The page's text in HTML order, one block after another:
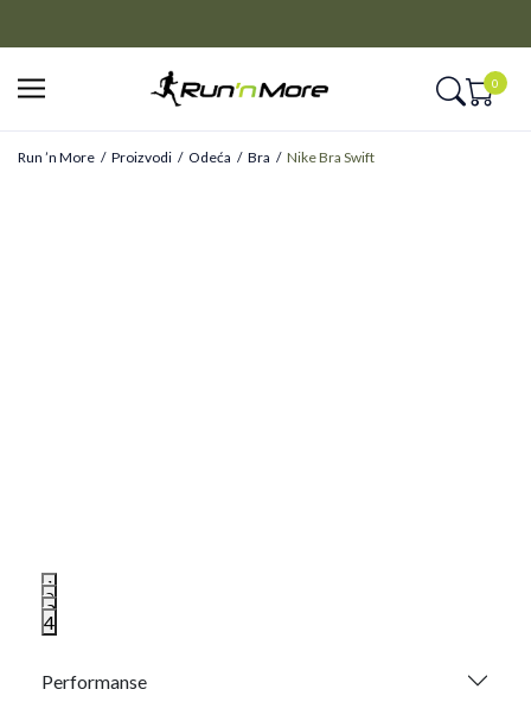
0
Run ’n More Proizvodi Odeća Bra Nike Bra Swift
1
2
3
4
Performanse